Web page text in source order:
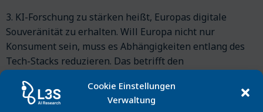
Cookie Einstellungen
Verwaltung
3. KI-Forschung zu stärken heißt, Europas digitale
Souveränität zu erhalten. Will Europa nicht nur
Konsument sein, muss es Abhängigkeiten entlang des
Tech-Stacks reduzieren. Das betrifft den
das Training und den Einsatz von KI-Algorithmen
unerlässlich sind. Ebenso Investitionen in Foundation-